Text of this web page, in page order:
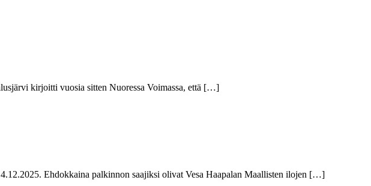
kirjoitti vuosia sitten Nuoressa Voimassa, että […]
Ehdokkaina palkinnon saajiksi olivat Vesa Haapalan Maallisten ilojen […]